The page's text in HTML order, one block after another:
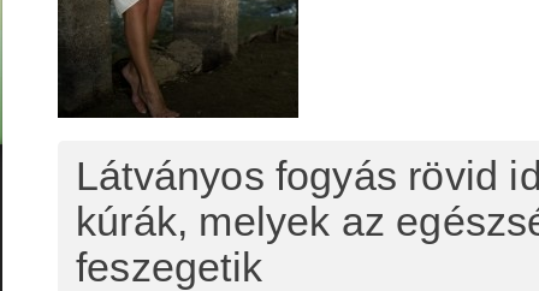
Látványos fogyás rövid
kúrák, melyek az
feszegetik